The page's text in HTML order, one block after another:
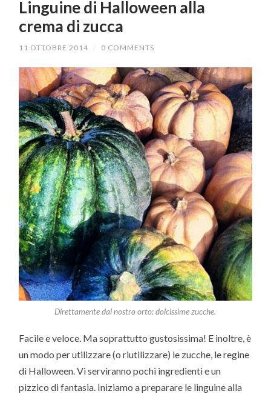
Linguine di Halloween alla
crema di zucca
11 OTTOBRE 2014 / 0 COMMENTS
Direttamente dal nostro orto: dolcissime zucche.
Facile e veloce. Ma soprattutto gustosissima! E inoltre, è
un modo per utilizzare (o riutilizzare) le zucche, le regine
di Halloween. Vi serviranno pochi ingredienti e un
pizzico di fantasia. Iniziamo a preparare le linguine alla